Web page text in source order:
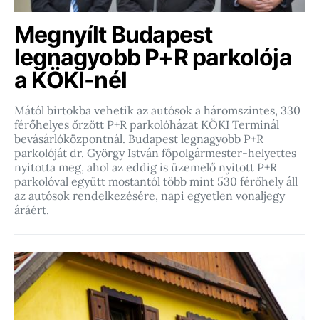
Megnyílt Budapest
legnagyobb P+R parkolója
a KÖKI-nél
Mától birtokba vehetik az autósok a háromszintes, 330
férőhelyes őrzött P+R parkolóházat KÖKI Terminál
bevásárlóközpontnál. Budapest legnagyobb P+R
parkolóját dr. György István főpolgármester-helyettes
nyitotta meg, ahol az eddig is üzemelő nyitott P+R
parkolóval együtt mostantól több mint 530 férőhely áll
az autósok rendelkezésére, napi egyetlen vonaljegy
áráért.